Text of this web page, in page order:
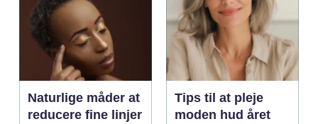
Naturlige måder at
reducere fine linjer
Tips til at pleje
moden hud året